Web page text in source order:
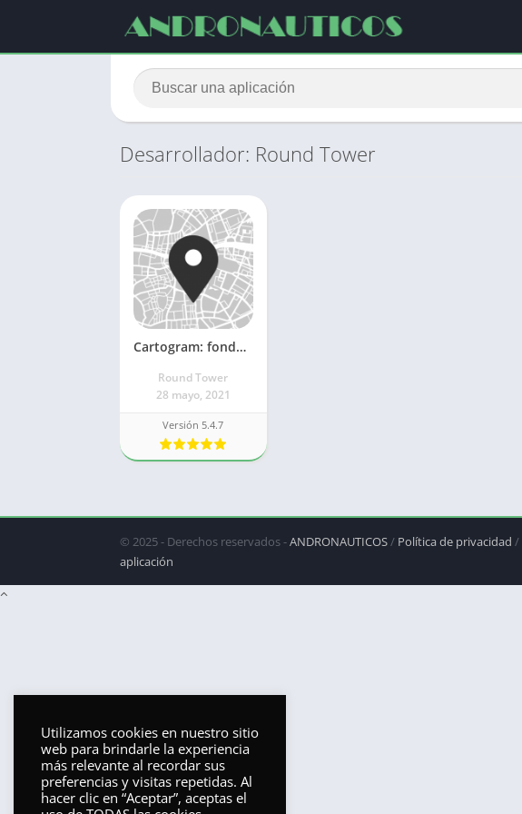
Desarrollador: Round Tower
Cartogram: fondos de pantalla de mapas en vivo
Round Tower
28 mayo, 2021
Versión 5.4.7
© 2025 - Derechos reservados -ANDRONAUTICOS / Política de privacidad /
aplicación
Utilizamos cookies en nuestro sitio
web para brindarle la experiencia
más relevante al recordar sus
preferencias y visitas repetidas. Al
hacer clic en “Aceptar”, aceptas el